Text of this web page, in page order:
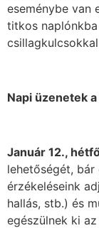
eseménybe van
titkos
Napi üzenetek
Január 12.,
lehetőségét,
érzékeléseink
hallás, stb.) és
egészülnek ki